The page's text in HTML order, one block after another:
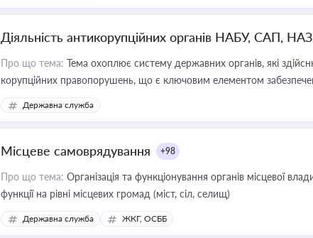
Діяльність антикорупційних органів НАБУ, САП,
Про що тема: Тема охоплює систему державних органів, які
корупційних правопорушень, що є ключовим елементом
та бізнесі
Державна служба
Місцеве самоврядування +98
Про що тема: Організація та функціонування органів місцевої
функції на рівні місцевих громад (міст, сіл, селищ)
Державна служба ЖКГ, ОСББ